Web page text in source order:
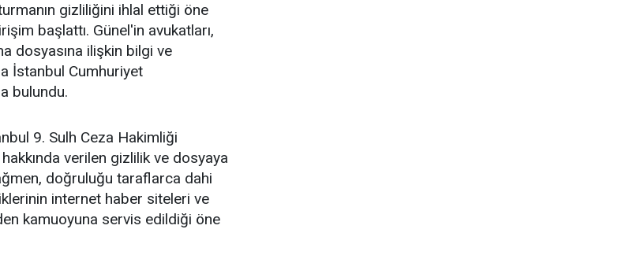
gizliliğini ihlal ettiği öne
başlattı. Günel'in avukatları,
dosyasına ilişkin bilgi ve
İstanbul Cumhuriyet
bulundu.
9. Sulh Ceza Hakimliği
verilen gizlilik ve dosyaya
doğruluğu taraflarca dahi
internet haber siteleri ve
kamuoyuna servis edildiği öne